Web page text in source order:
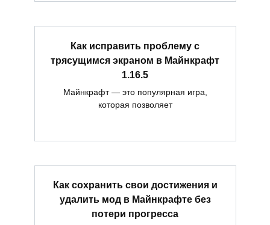
Как исправить проблему с
трясущимся экраном в Майнкрафт
1.16.5
Майнкрафт — это популярная игра,
которая позволяет
Как сохранить свои достижения и
удалить мод в Майнкрафте без
потери прогресса